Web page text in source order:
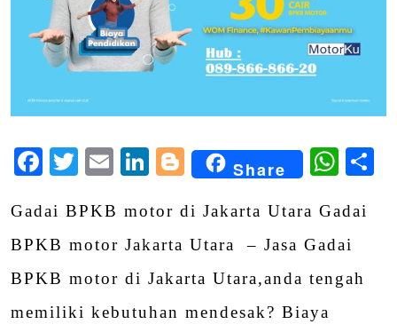
Facebook
Twitter
EmailLinkedIn
Blogger
Share
Gadai BPKB motor di Jakarta Utara Gadai
BPKB motor Jakarta Utara – Jasa Gadai
BPKB motor di Jakarta Utara,anda tengah
memiliki kebutuhan mendesak? Biaya